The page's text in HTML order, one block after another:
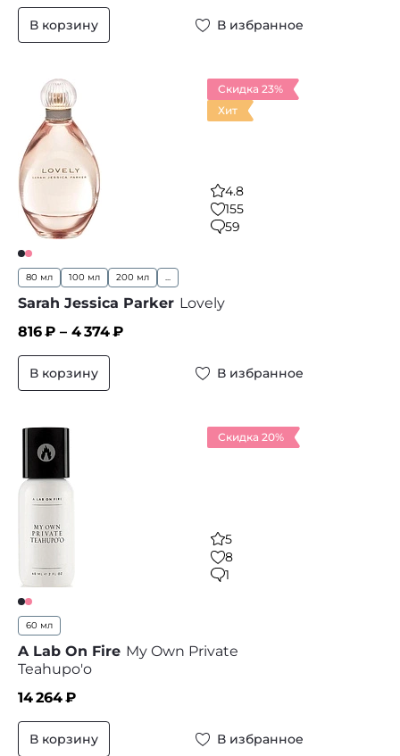
В корзину В избранное
Скидка 23%
Хит
4.8
155
59
80 мл 100 мл 200 мл ...
Sarah Jessica Parker Lovely
816₽ – 4 374₽
В корзину В избранное
Скидка 20%
5
8
1
60 мл
A Lab On Fire My Own Private
Teahupo'o
14 264₽
В корзину В избранное